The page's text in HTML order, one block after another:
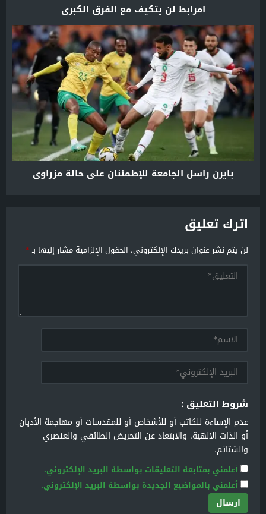
امرابط لن يتكيف مع الفرق الكبرى
بايرن راسل الجامعة للإطمئنان على حالة مزراوي
اترك تعليق
لن يتم نشر عنوان بريدك الإلكتروني. الحقول الإلزامية مشار إليها بـ*
شروط التعليق :
عدم الإساءة للكاتب أو للأشخاص أو للمقدسات أو مهاجمة الأديان
أو الذات الالهية. والابتعاد عن التحريض الطائفي والعنصري
والشتائم.
أعلمني بمتابعة التعليقات بواسطة البريد الإلكتروني.
أعلمني بالمواضيع الجديدة بواسطة البريد الإلكتروني.